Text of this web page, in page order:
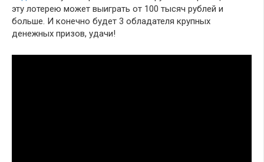
эту лотерею может выиграть от 100 тысяч рублей и
больше. И конечно будет 3 обладателя крупных
денежных призов, удачи!